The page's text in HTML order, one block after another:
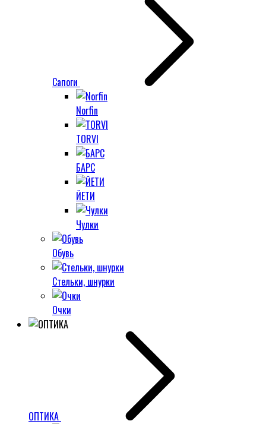
Сапоги
Norfin
TORVI
БАРС
ЙЕТИ
Чулки
Обувь
Стельки, шнурки
Очки
ОПТИКА